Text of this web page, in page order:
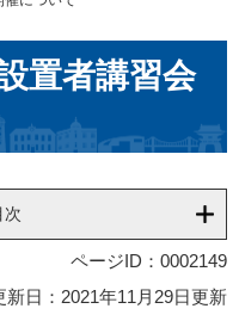
置者講習会
次
ページID：0002149
新日：2021年11月29日更新